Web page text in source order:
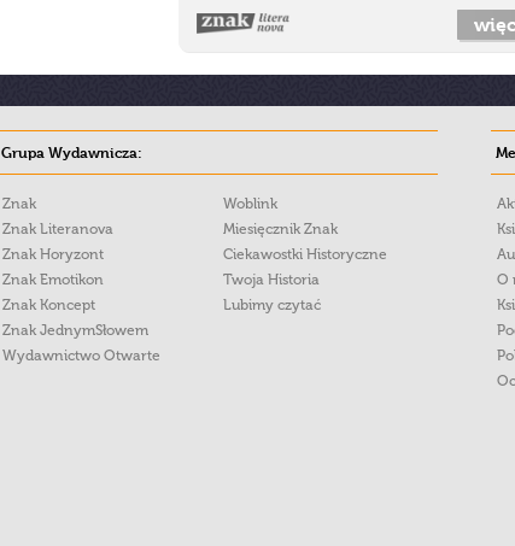
Grupa Wydawnicza:
Znak
Znak Literanova
Znak Horyzont
Znak Emotikon
Znak Koncept
Znak JednymSłowem
Wydawnictwo Otwarte
Woblink
Miesięcznik Znak
Ciekawostki Historyczne
Twoja Historia
Lubimy czytać
O